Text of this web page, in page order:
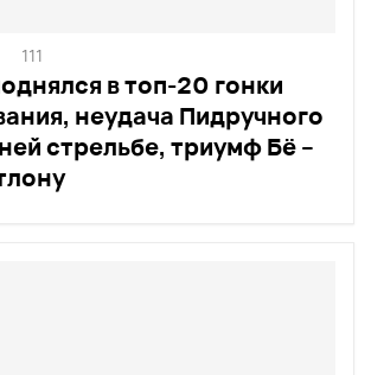
в топ-20 гонки
неудача Пидручного
стрельбе, триумф Бё –
111